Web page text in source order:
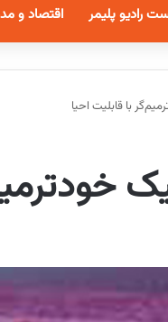
رادیو پلیمر اقتصاد و
با قابلیت احیا